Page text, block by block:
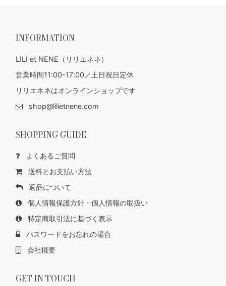
INFORMATION
LILI et NENE（リリエネネ）
営業時間11:00-17:00／土日祝日定休
リリエネネはオンラインショップです
shop@lilietnene.com
SHOPPING GUIDE
よくあるご質問
送料とお支払い方法
返品について
個人情報保護方針・個人情報の取扱い
特定商取引法に基づく表示
パスワードをお忘れの場合
会社概要
GET IN TOUCH